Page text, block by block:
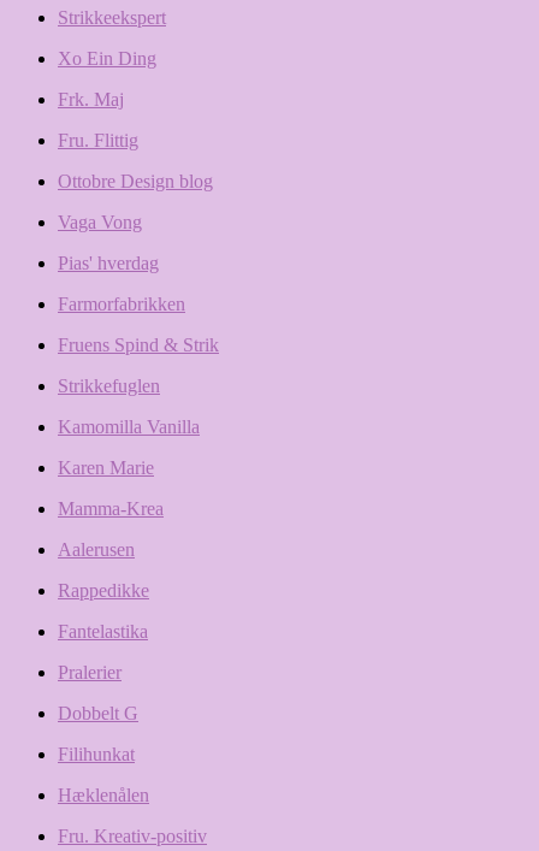
Strikkeekspert
Xo Ein Ding
Frk. Maj
Fru. Flittig
Ottobre Design blog
Vaga Vong
Pias' hverdag
Farmorfabrikken
Fruens Spind & Strik
Strikkefuglen
Kamomilla Vanilla
Karen Marie
Mamma-Krea
Aalerusen
Rappedikke
Fantelastika
Pralerier
Dobbelt G
Filihunkat
Hæklenålen
Fru. Kreativ-positiv